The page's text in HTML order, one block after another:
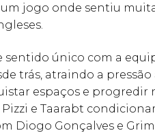
jogo onde sentiu
sentido único com a
trás, atraindo a pressão
espaços e progredir
e Taarabt
Diogo Gonçalves e